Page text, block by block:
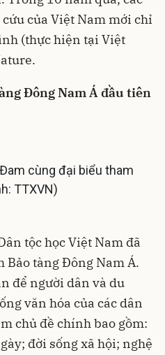
của Việt Nam mới chỉ
(thực hiện tại Việt
Đông Nam Á đầu tiên
cùng đại biểu tham
TTXVN)
tộc học Việt Nam đã
tàng Đông Nam Á.
để người dân và du
văn hóa của các dân
chủ đề chính bao gồm:
đời sống xã hội; nghệ